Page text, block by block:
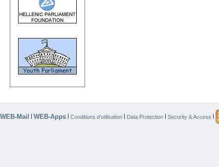
WEB-Mail WEB-Apps Conditions d’utilisation Data Protection Security & Access